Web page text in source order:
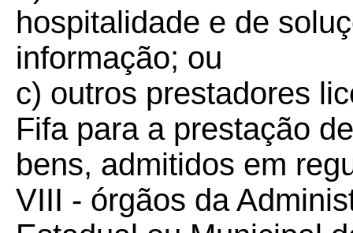
hospitalidade e de
informação; ou
c) outros prestadores
Fifa para a prestação
bens, admitidos em
VIII - órgãos da